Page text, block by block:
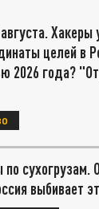
Хакеры
целей в
2026 года?
сухогрузам.
выбивает